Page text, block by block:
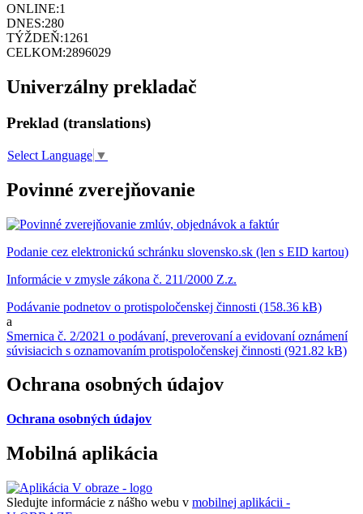
ONLINE:1
DNES:280
TÝŽDEŇ:1261
CELKOM:2896029
Univerzálny prekladač
Preklad (translations)
Select Language ▼
Povinné zverejňovanie
Podanie cez elektronickú schránku slovensko.sk (len s EID kartou)
Informácie v zmysle zákona č. 211/2000 Z.z.
Podávanie podnetov o protispoločenskej činnosti (158.36 kB)
a
Smernica č. 2/2021 o podávaní, preverovaní a evidovaní oznámení
súvisiacich s oznamovaním protispoločenskej činnosti (921.82 kB)
Ochrana osobných údajov
Ochrana osobných údajov
Mobilná aplikácia
Sledujte informácie z nášho webu v mobilnej aplikácii -